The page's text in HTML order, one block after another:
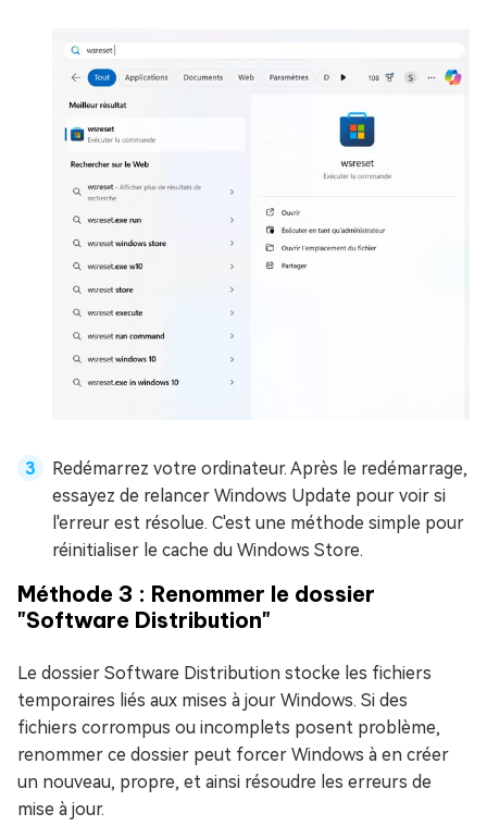
Redémarrez votre ordinateur. Après le redémarrage,
essayez de relancer Windows Update pour voir si
l'erreur est résolue. C'est une méthode simple pour
réinitialiser le cache du Windows Store.
Méthode 3 : Renommer le dossier
"Software Distribution"
Le dossier Software Distribution stocke les fichiers
temporaires liés aux mises à jour Windows. Si des
fichiers corrompus ou incomplets posent problème,
renommer ce dossier peut forcer Windows à en créer
un nouveau, propre, et ainsi résoudre les erreurs de
mise à jour.